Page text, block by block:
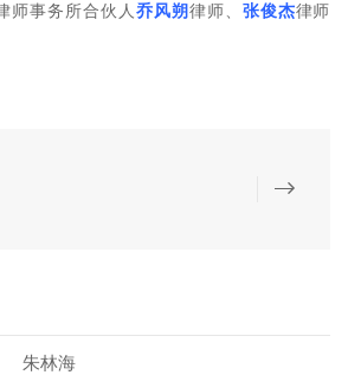
师事务所合伙人乔风朔律师、 张俊杰律师
朱林海